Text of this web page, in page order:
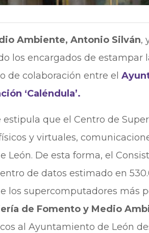
Ambiente, Antonio Silván,
los encargados de estampar
de colaboración entre el
‘Caléndula’.
que el Centro de
y virtuales,
De esta forma, el
de datos estimado en
los supercomputadores más
de Fomento y Medio
al Ayuntamiento de León